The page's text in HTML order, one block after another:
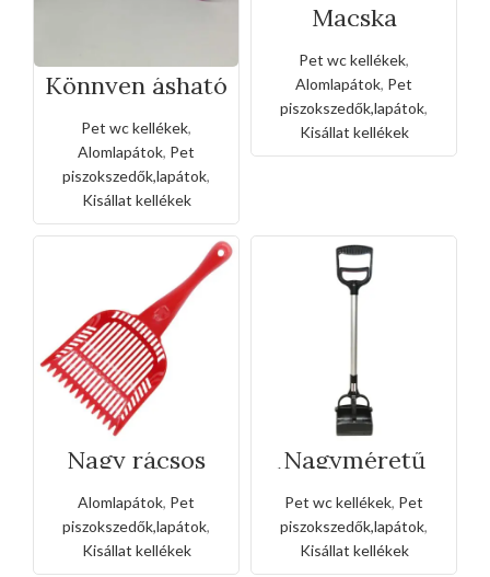
Könnyen ásható
macska ferde
alomlapát
Pet wc kellékek,
Alomlapátok, Pet
piszokszedők,lapátok,
Kisállat kellékek
Macska
alomlapát
zacskóval
Pet wc kellékek,
Alomlapátok, Pet
piszokszedők,lapátok,
Kisállat kellékek
Nagy rácsos
macska
alomlapát
Alomlapátok, Pet
piszokszedők,lapátok,
Kisállat kellékek
Nagyméretű
kisállat piszok
felszedő
Pet wc kellékek, Pet
piszokszedők,lapátok,
Kisállat kellékek